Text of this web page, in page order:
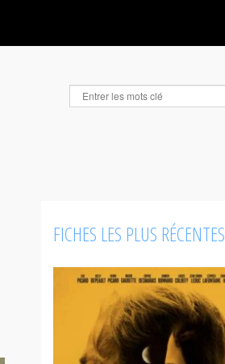
FICHES LES PLUS RÉCENTES